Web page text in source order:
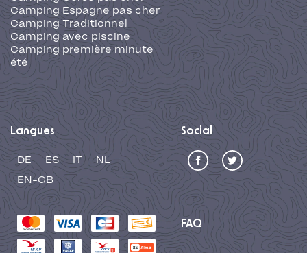
Camping Espagne pas cher
Camping Traditionnel
Camping avec piscine
Camping première minute
été
Langues
DE ES IT
NL
EN-GB
Social
FAQ